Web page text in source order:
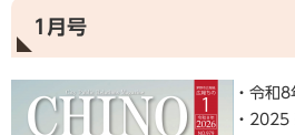
1月号
・令和
・2025